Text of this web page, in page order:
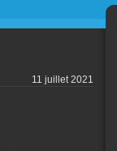
11 juillet 2021